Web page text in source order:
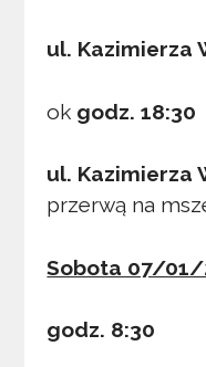
ul. Kazimierza
ok godz. 18:30
ul. Kazimierza
przerwą na
Sobota 07/01/
godz. 8:30